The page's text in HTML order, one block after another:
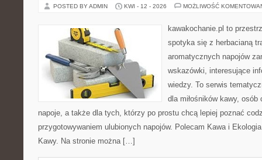
POSTED BY ADMIN KWI - 12 - 2026 MOŻLIWOŚĆ
kawakochanie.pl to
spotyka się z herbacianą
aromatycznych napojów
wskazówki, interesujące
wiedzy. To serwis
dla miłośników kawy,
napoje, a także dla tych, którzy po prostu chcą lepiej poznać
przygotowywaniem ulubionych napojów. Polecam Kawa i
Kawy. Na stronie można […]